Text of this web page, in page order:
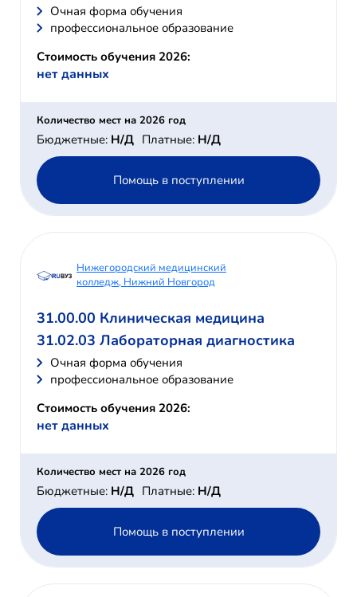
Очная форма обучения
профессиональное образование
Стоимость обучения 2026:
нет данных
Количество мест на 2026 год
Бюджетные: Н/Д Платные: Н/Д
Помощь в поступлении
Нижегородский медицинский
колледж, Нижний Новгород
31.00.00 Клиническая медицина
31.02.03 Лабораторная диагностика
Очная форма обучения
профессиональное образование
Стоимость обучения 2026:
нет данных
Количество мест на 2026 год
Бюджетные: Н/Д Платные: Н/Д
Помощь в поступлении